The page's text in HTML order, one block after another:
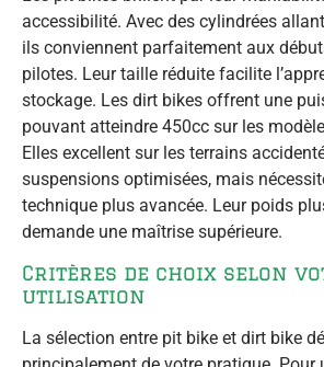
accessibilité. Avec des cylindrées
ils conviennent parfaitement aux
pilotes. Leur taille réduite facilite
stockage. Les dirt bikes offrent une
pouvant atteindre 450cc sur les
Elles excellent sur les terrains
suspensions optimisées, mais
technique plus avancée. Leur poids
demande une maîtrise supérieure.
Critères de choix selon
utilisation
La sélection entre pit bike et dirt bike